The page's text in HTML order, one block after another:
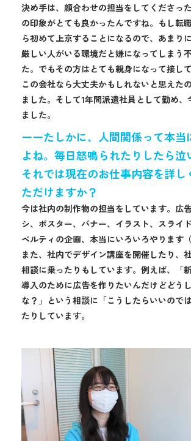
決め手は、顔合わせの担当をしてくださっ
の印象がとても良かったんですね。もし転
ら初めて上京することになるので、あまり
厳しい人がいる環境だと嫌になってしまう
た。でもその方はとても親身になって接して
この会社なら大丈夫かもしれないと思えた
ました。そして1年間派遣社員として勤め、
ました。
ーーたしかに、人間関係って本当
よね。毎日怒鳴られたりしたら泣
それでは現在のお仕事内容を詳し
ただけますか？
今は社内の制作物の担当をしています。広
シ、ポスター、バナー、イラスト、スライ
ベルティの企画、本当にいろいろやります（
また、社内でデザイン講座を開催したり、
相談に乗ったりもしています。例えば、「
導入のために広告を作りたいんだけどどう
な？」という相談に「こうしたらいいので
たりしています。